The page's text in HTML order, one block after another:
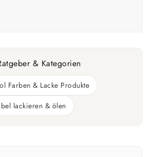
& Kategorien
Farben & Lacke Produkte
lackieren & ölen